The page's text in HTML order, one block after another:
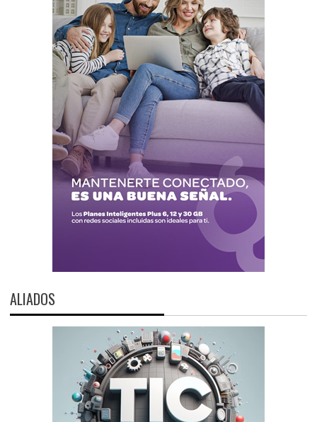
ALIADOS